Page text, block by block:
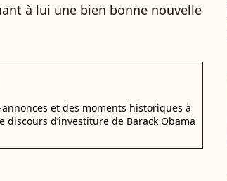
à lui une bien bonne nouvelle
et des moments historiques à
discours d’investiture de Barack Obama